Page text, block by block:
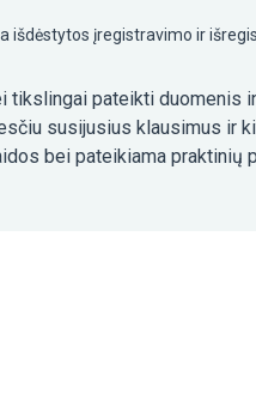
išdėstytos įregistravimo ir
pateikti
susijusius klausimus
bei pateikiama praktinių